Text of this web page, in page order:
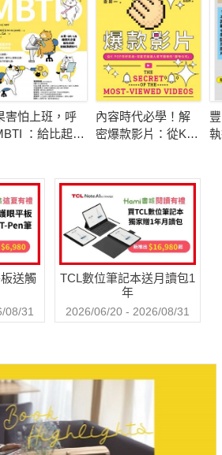
度，因為從歷史來看，新的發明總是會
或是創造出更多新形態的工作；機器其
害勞工。
理過去數十年來的人工智慧研究成果，
。以往各界廣泛相信，機器必須先學會
讀取海量數據、自我學習，表現得比人
科技性失業」，只有掌握資本和機器的
政治權力，才能避免財富集中在少數人
當人人都可以沒有後顧之憂的生活，我
害怕上班，呼
：給比起工
鬆的16型人格
說明書
內容時代必學！解
密爆款影片：從K-
眼的「趣味公式」
送觸
08/31
TCL數位筆記本送月讀包1
年
2026/06/20 - 2026/08/31